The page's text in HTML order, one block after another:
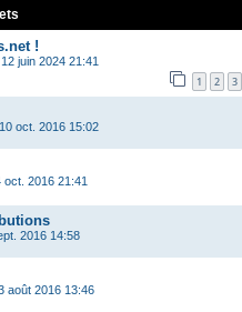
!
juin 2024 21:41
1 2 3
oct. 2016 15:02
oct. 2016 21:41
2016 14:58
août 2016 13:46